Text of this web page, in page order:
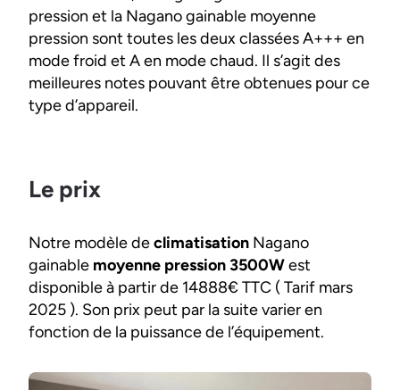
pression et la Nagano gainable moyenne
pression sont toutes les deux classées A+++ en
mode froid et A en mode chaud. Il s’agit des
meilleures notes pouvant être obtenues pour ce
type d’appareil.
Le prix
Notre modèle declimatisation Nagano
gainable moyenne pression 3500West
disponible à partir de 14888€ TTC ( Tarif mars
2025 ). Son prix peut par la suite varier en
fonction de la puissance de l’équipement.